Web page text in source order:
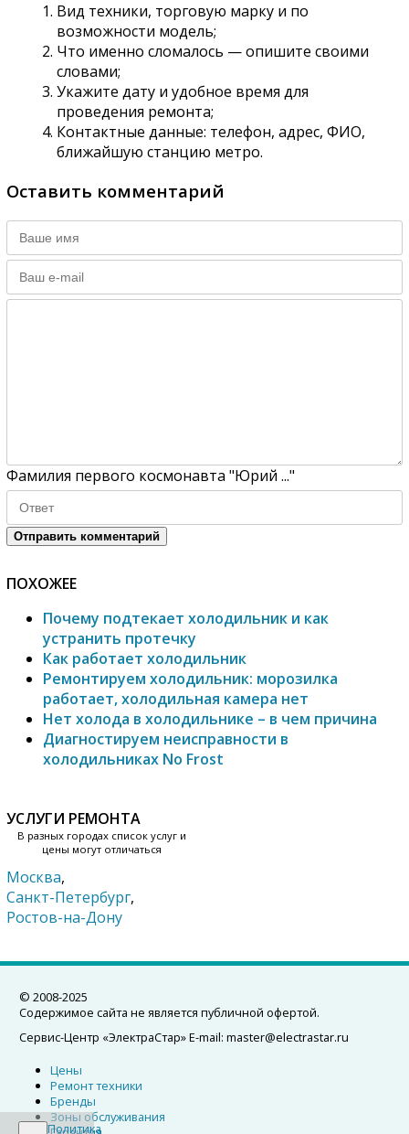
Вид техники, торговую марку и по
возможности модель;
Что именно сломалось — опишите своими
словами;
Укажите дату и удобное время для
проведения ремонта;
Контактные данные: телефон, адрес, ФИО,
ближайшую станцию метро.
Оставить комментарий
Фамилия первого космонавта "Юрий ..."
Отправить комментарий
ПОХОЖЕЕ
Почему подтекает холодильник и как
устранить протечку
Как работает холодильник
Ремонтируем холодильник: морозилка
работает, холодильная камера нет
Нет холода в холодильнике – в чем причина
Диагностируем неисправности в
холодильниках No Frost
УСЛУГИ РЕМОНТА
В разных городах список услуг и
цены могут отличаться
Москва,
Санкт-Петербург,
Ростов-на-Дону
© 2008-2025
Содержимое сайта не является публичной офертой.
Сервис-Центр «ЭлектраСтар»E-mail:master@electrastar.ru
Политика
Цены
Ремонт техники
Бренды
Зоны обслуживания